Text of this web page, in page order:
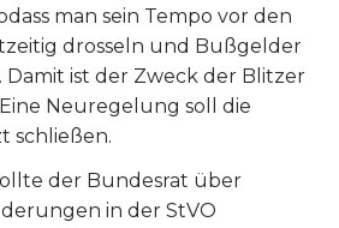
man sein Tempo vor den
drosseln und Bußgelder
ist der Zweck der Blitzer
Neuregelung soll die
schließen.
der Bundesrat über
in der StVO